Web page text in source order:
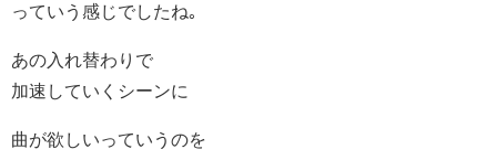
っていう感じでしたね｡
あの入れ替わりで
加速していくシーンに
曲が欲しいっていうのを